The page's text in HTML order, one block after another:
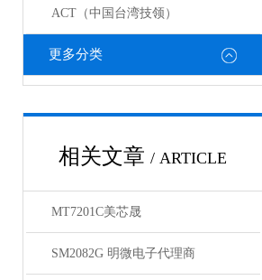
ACT（中国台湾技领）
更多分类
相关文章 / ARTICLE
MT7201C美芯晟
SM2082G 明微电子代理商